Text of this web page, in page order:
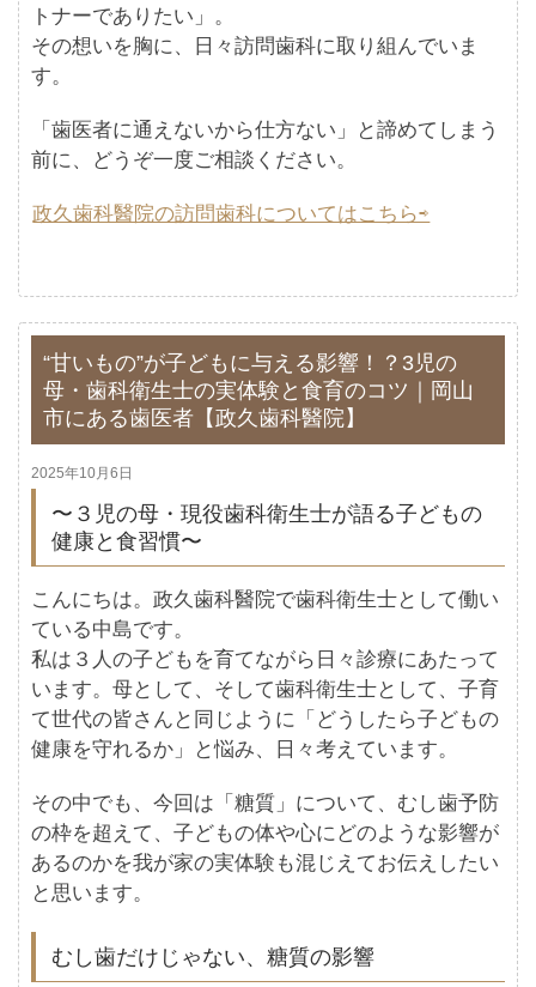
トナーでありたい」。
その想いを胸に、日々訪問歯科に取り組んでいま
す。
「歯医者に通えないから仕方ない」と諦めてしまう
前に、どうぞ一度ご相談ください。
政久歯科醫院の訪問歯科についてはこちら⇨
“甘いもの”が子どもに与える影響！？3児の
母・歯科衛生士の実体験と食育のコツ｜岡山
市にある歯医者【政久歯科醫院】
2025年10月6日
〜３児の母・現役歯科衛生士が語る子どもの
健康と食習慣〜
こんにちは。政久歯科醫院で歯科衛生士として働い
ている中島です。
私は３人の子どもを育てながら日々診療にあたって
います。母として、そして歯科衛生士として、子育
て世代の皆さんと同じように「どうしたら子どもの
健康を守れるか」と悩み、日々考えています。
その中でも、今回は「糖質」について、むし歯予防
の枠を超えて、子どもの体や心にどのような影響が
あるのかを我が家の実体験も混じえてお伝えしたい
と思います。
むし歯だけじゃない、糖質の影響